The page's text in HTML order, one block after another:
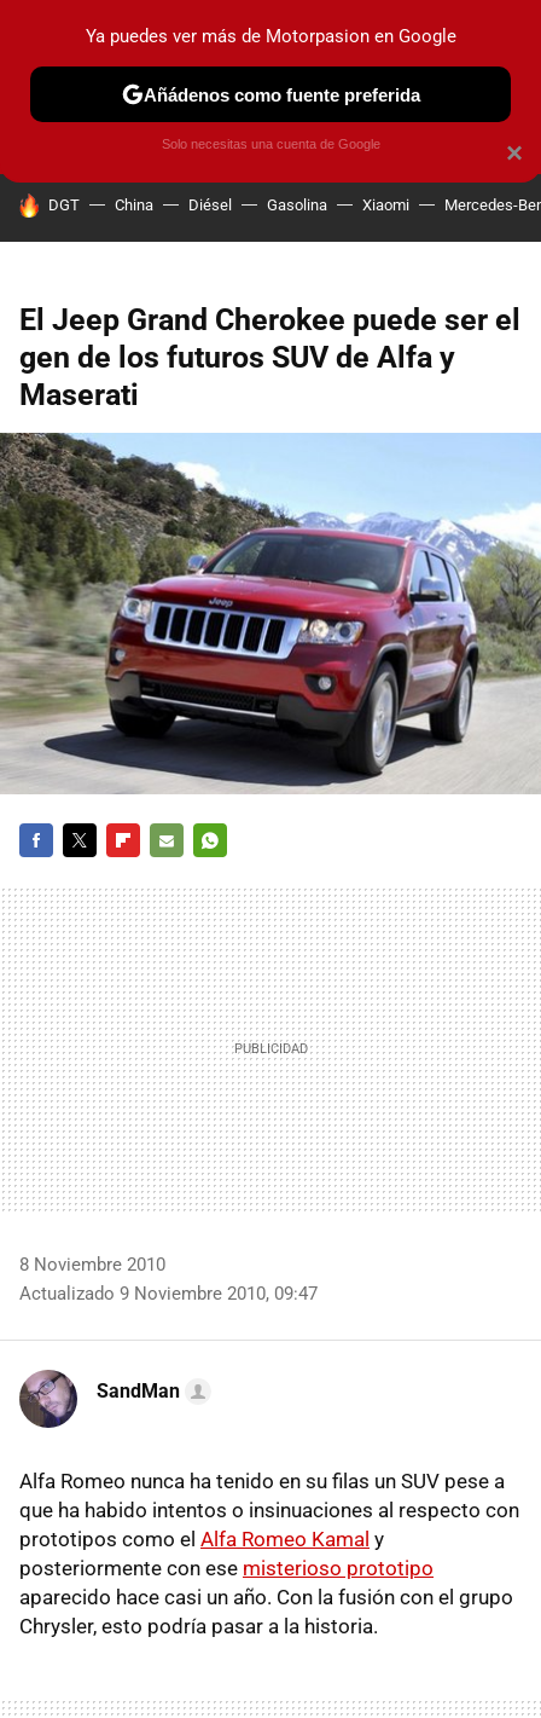
PRUEBAS COCHES ELÉCTRICOS OBSERVATORIO
HOY SE HABLA DE
DGT China Diésel Gasolina Xiaomi Mercedes-
El Jeep Grand Cherokee puede ser el
gen de los futuros SUV de Alfa y
Maserati
MAIL
8 Noviembre 2010
Actualizado 9 Noviembre 2010, 09:47
SandMan
Alfa Romeo nunca ha tenido en su filas un SUV pese a
que ha habido intentos o insinuaciones al respecto con
prototipos como el Alfa Romeo Kamal y
posteriormente con ese misterioso prototipo
aparecido hace casi un año. Con la fusión con el grupo
Chrysler, esto podría pasar a la historia.
×
Ya puedes ver más de Motorpasion en Google
Añádenos como fuente preferida
Solo necesitas una cuenta de Google